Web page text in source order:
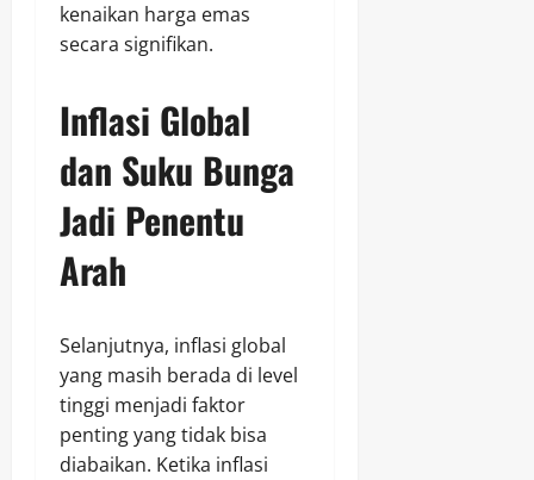
kenaikan harga emas
secara signifikan.
Inflasi Global
dan Suku Bunga
Jadi Penentu
Arah
Selanjutnya, inflasi global
yang masih berada di level
tinggi menjadi faktor
penting yang tidak bisa
diabaikan. Ketika inflasi